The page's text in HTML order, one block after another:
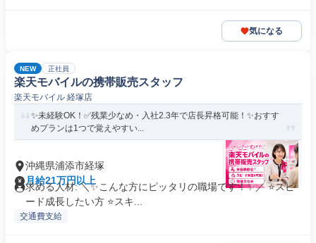
気になる
NEW 正社員
楽天モバイルの携帯販売スタッフ
楽天モバイル 経塚店
✨未経験OK！✅残業少なめ・入社2.3年で店長昇格可能！✨おすす
めプランは1つで覚えやすい...
沖縄県浦添市経塚
月給21万円以上
求める人材: ＼✨こんな方にピッタリの職場です！✨／ ⭐スピ
ード成長したい方 ⭐スキ...
交通費支給